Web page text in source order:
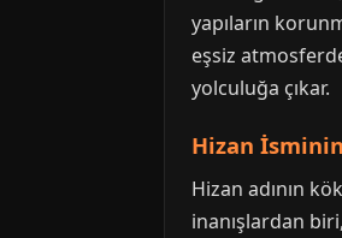
yapıların
eşsiz
yolculuğa çıkar.
Hizan
Hizan adının
inanışlardan